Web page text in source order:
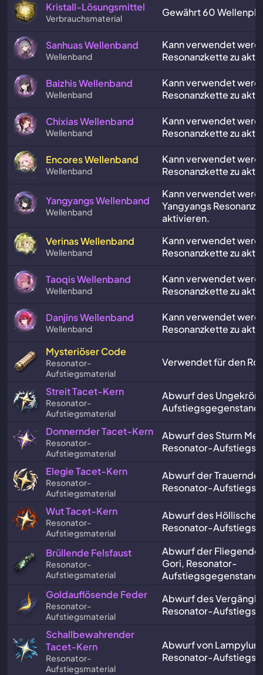
Kristall-Lösungsmittel
Verbrauchsmaterial Gewährt 60
Sanhuas Wellenband
Wellenband
Kann verwendet
Resonanzkette zu
Baizhis Wellenband
Wellenband
Kann verwendet
Resonanzkette zu
Chixias Wellenband
Wellenband
Kann verwendet
Resonanzkette zu
Encores Wellenband
Wellenband
Kann verwendet
Resonanzkette zu
Yangyangs Wellenband
Wellenband
Kann verwendet
Yangyangs
aktivieren.
Verinas Wellenband
Wellenband
Kann verwendet
Resonanzkette zu
Taoqis Wellenband
Wellenband
Kann verwendet
Resonanzkette zu
Danjins Wellenband
Wellenband
Kann verwendet
Resonanzkette zu
Mysteriöser Code
Resonator-
Aufstiegsmaterial
Verwendet für den
Streit Tacet-Kern
Resonator-
Aufstiegsmaterial
Abwurf des
Aufstiegsgegenstand.
Donnernder Tacet-Kern
Resonator-
Aufstiegsmaterial
Abwurf des Sturm
Resonator-
Elegie Tacet-Kern
Resonator-
Aufstiegsmaterial
Abwurf der
Resonator-
Wut Tacet-Kern
Resonator-
Aufstiegsmaterial
Abwurf des
Resonator-
Brüllende Felsfaust
Resonator-
Aufstiegsmaterial
Abwurf der
Gori, Resonator-
Aufstiegsgegenstand.
Goldauflösende Feder
Resonator-
Aufstiegsmaterial
Abwurf des
Resonator-
Schallbewahrender
Tacet-Kern
Resonator-
Aufstiegsmaterial
Abwurf von
Resonator-